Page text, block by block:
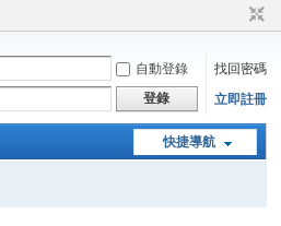
自動登錄
找回密碼
登錄 立即註冊
快捷導航